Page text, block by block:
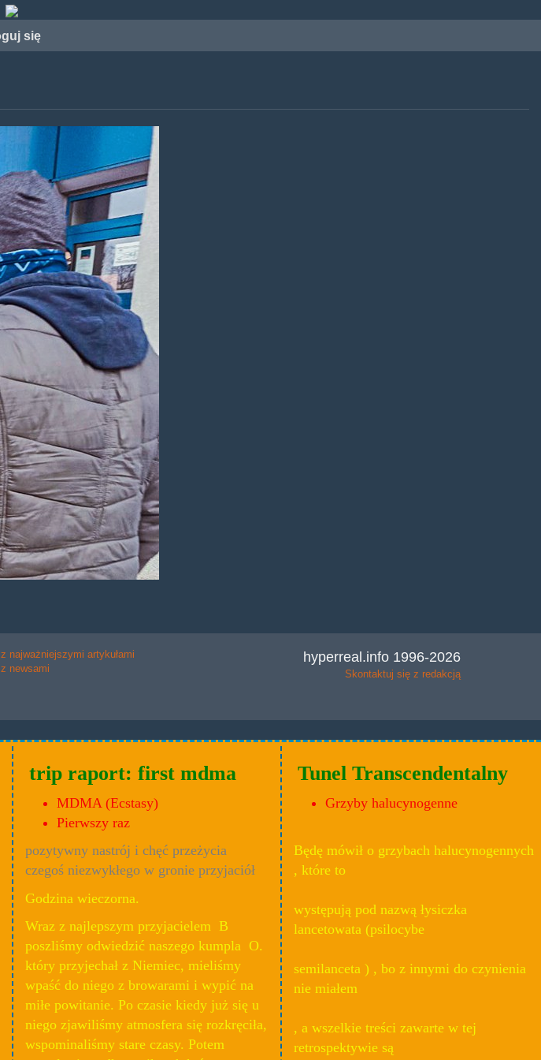
się
najważniejszymi artykułami
newsami
hyperreal.info 1996-2026
Skontaktuj się z redakcją
trip raport: first mdma
MDMA (Ecstasy)
Pierwszy raz
pozytywny nastrój i chęć przeżycia
czegoś niezwykłego w gronie przyjaciół
Godzina wieczorna.
Wraz z najlepszym przyjacielem B
poszliśmy odwiedzić naszego kumpla O.
który przyjechał z Niemiec, mieliśmy
wpaść do niego z browarami i wypić na
miłe powitanie. Po czasie kiedy już się u
niego zjawiliśmy atmosfera się rozkręciła,
wspominaliśmy stare czasy. Potem
Tunel Transcendentalny
Grzyby halucynogenne
Będę mówił o grzybach halucynogennych
, które to
występują pod nazwą łysiczka
lancetowata (psilocybe
semilanceta ) , bo z innymi do czynienia
nie miałem
, a wszelkie treści zawarte w tej
retrospektywie są